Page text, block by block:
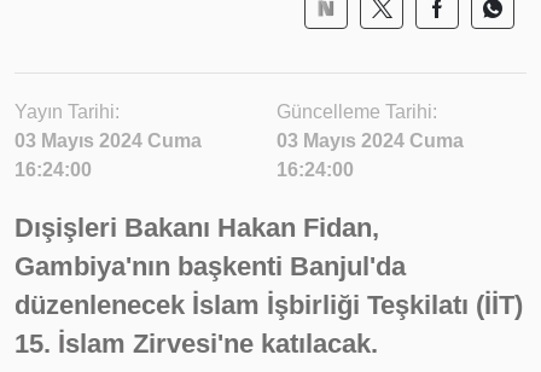
Yayın Tarihi:
03 Mayıs 2024 Cuma
16:24:00
Güncelleme Tarihi:
03 Mayıs 2024 Cuma
16:24:00
Dışişleri Bakanı Hakan Fidan,
Gambiya'nın başkenti Banjul'da
düzenlenecek İslam İşbirliği Teşkilatı (İİT)
15. İslam Zirvesi'ne katılacak.